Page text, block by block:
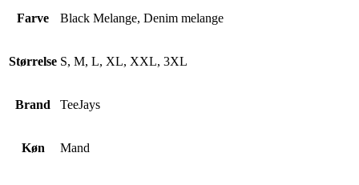
Farve Black Melange, Denim melange
Størrelse S, M, L, XL, XXL, 3XL
Brand TeeJays
Køn Mand